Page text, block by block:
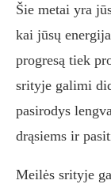
Šie metai yra
kai jūsų
progresą tiek
srityje galimi
pasirodys
drąsiems ir
Meilės srityje